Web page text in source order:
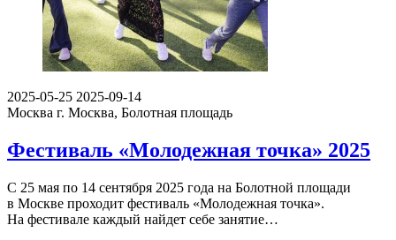
2025-05-25 2025-09-14
Москва г. Москва, Болотная площадь
Фестиваль «Молодежная точка» 2025
С 25 мая по 14 сентября 2025 года на Болотной площади
в Москве проходит фестиваль «Молодежная точка».
На фестивале каждый найдет себе занятие…